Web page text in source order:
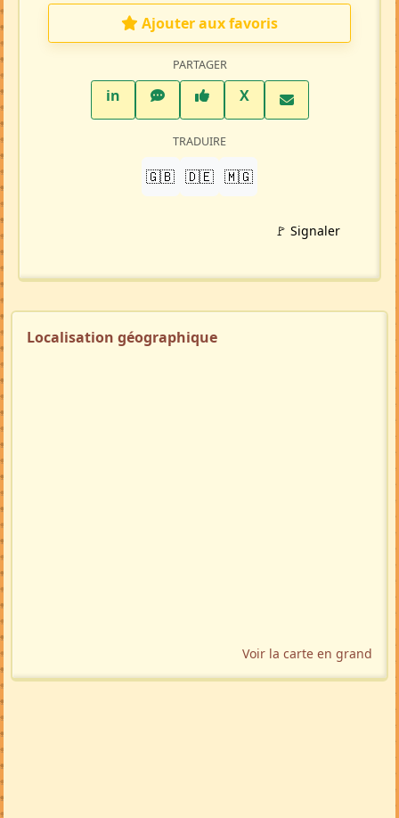
Ajouter aux favoris
PARTAGER
inLinkedInWhatsAppFacebook
XTwitter X
TRADUIRE
🇬🇧 🇩🇪 🇲🇬
🚩 Signaler
Localisation géographique
Voir la carte en grand